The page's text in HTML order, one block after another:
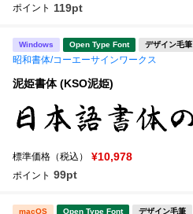
ポイント 119pt
Windows Open Type Font デザイン毛筆
昭和書体/コーエーサインワークス
泥姫書体 (KSO泥姫)
標準価格（税込） ¥10,978
ポイント 99pt
macOS Open Type Font デザイン毛筆